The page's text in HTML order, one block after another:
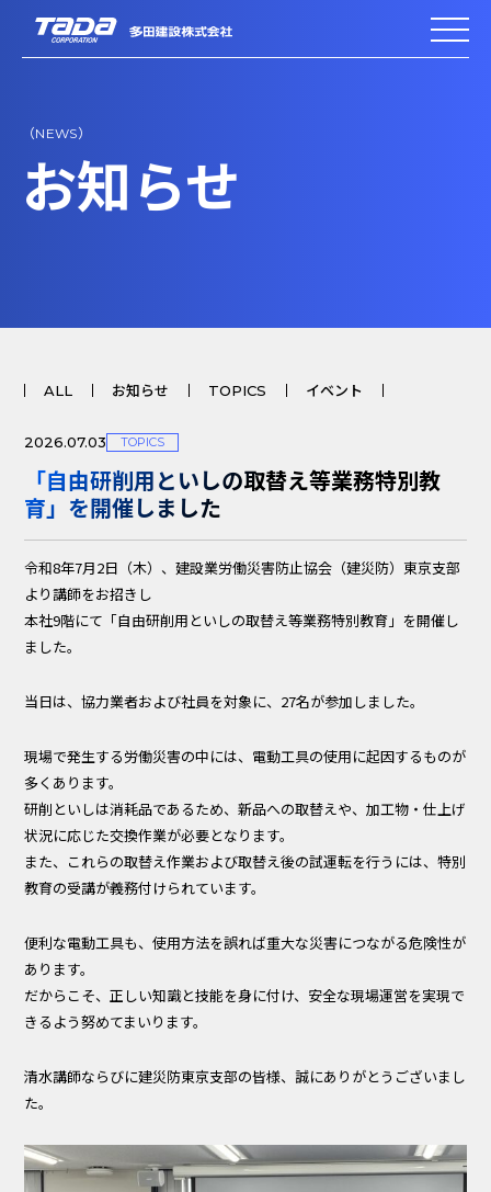
（NEWS）
お知らせ
ALL お知らせ TOPICS イベント
2026.07.03 TOPICS
「自由研削用といしの取替え等業務特別教
育」を開催しました
令和8年7月2日（木）、建設業労働災害防止協会（建災防）東京支部
より講師をお招きし
本社9階にて「自由研削用といしの取替え等業務特別教育」を開催し
ました。
当日は、協力業者および社員を対象に、27名が参加しました。
現場で発生する労働災害の中には、電動工具の使用に起因するものが
多くあります。
研削といしは消耗品であるため、新品への取替えや、加工物・仕上げ
状況に応じた交換作業が必要となります。
また、これらの取替え作業および取替え後の試運転を行うには、特別
教育の受講が義務付けられています。
便利な電動工具も、使用方法を誤れば重大な災害につながる危険性が
あります。
だからこそ、正しい知識と技能を身に付け、安全な現場運営を実現で
きるよう努めてまいります。
清水講師ならびに建災防東京支部の皆様、誠にありがとうございまし
た。